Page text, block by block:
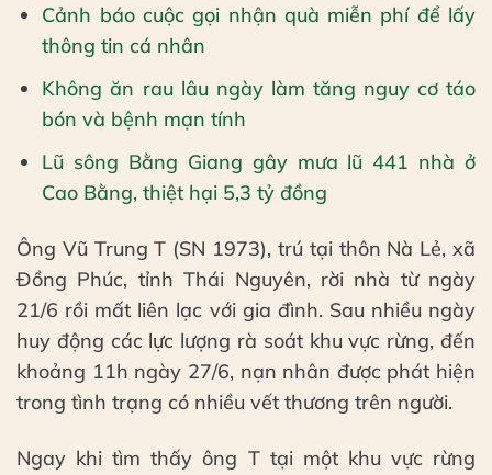
Cảnh báo cuộc gọi nhận quà miễn phí để lấy
thông tin cá nhân
Không ăn rau lâu ngày làm tăng nguy cơ táo
bón và bệnh mạn tính
Lũ sông Bằng Giang gây mưa lũ 441 nhà ở
Cao Bằng, thiệt hại 5,3 tỷ đồng
Ông Vũ Trung T (SN 1973), trú tại thôn Nà Lẻ, xã
Đồng Phúc, tỉnh Thái Nguyên, rời nhà từ ngày
21/6 rồi mất liên lạc với gia đình. Sau nhiều ngày
huy động các lực lượng rà soát khu vực rừng, đến
khoảng 11h ngày 27/6, nạn nhân được phát hiện
trong tình trạng có nhiều vết thương trên người.
Ngay khi tìm thấy ông T tại một khu vực rừng